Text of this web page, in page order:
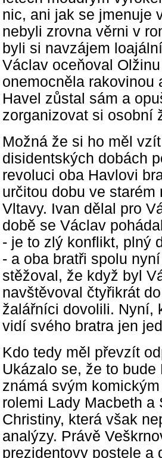
nic, ani jak se jmenuje
nebyli zrovna věrni v
byli si navzájem
Václav oceňoval
onemocněla rakovinou
Havel zůstal sám a
zorganizovat si osobní
Možná že si ho měl
disidentských dobách
revoluci oba Havlovi
určitou dobu ve
Vltavy. Ivan dělal pro
době se Václav
- je to zlý konflikt, plný
- a oba bratři spolu
stěžoval, že když byl
navštěvoval čtyřikrát
žalářníci dovolili. Nyní,
vidí svého bratra jen
Kdo tedy měl převzít
Ukázalo se, že to
známá svým
rolemi Lady Macbeth a
Christiny, která však
analýzy. Právě
prezidentovy postele a